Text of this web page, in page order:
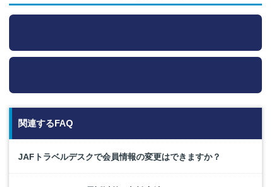
関連するFAQ
JAFトラベルデスクで会員情報の変更はできますか？